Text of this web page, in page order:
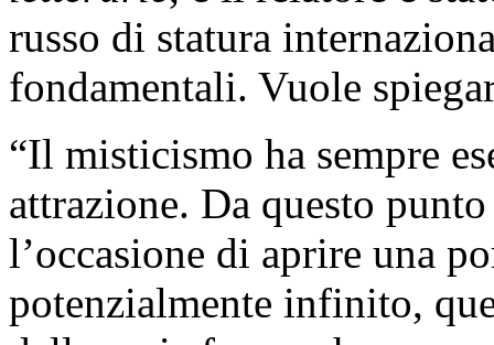
russo di statura
fondamentali. Vuole
“Il misticismo ha sempre
attrazione. Da questo
l’occasione di aprire una
potenzialmente infinito,